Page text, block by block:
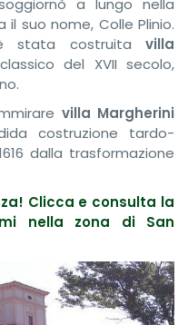
a lungo nella
suo nome, Colle Plinio.
stata costruita villa
del XVII secolo,
villa Margherini
costruzione tardo-
dalla trasformazione
Clicca e consulta la
nella zona di San